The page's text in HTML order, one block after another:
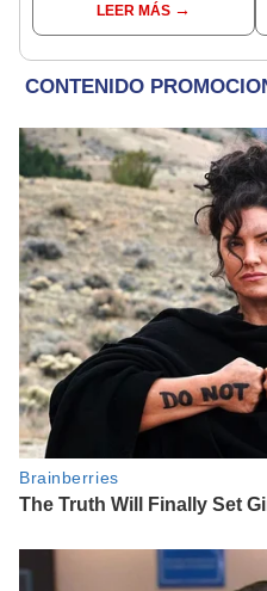
Serenazgo recuperó el
dinero
LEER MÁS